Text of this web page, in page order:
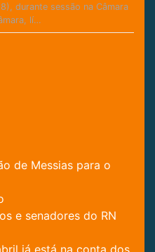
durante sessão na Câmara
lí…
de Messias para o
e senadores do RN